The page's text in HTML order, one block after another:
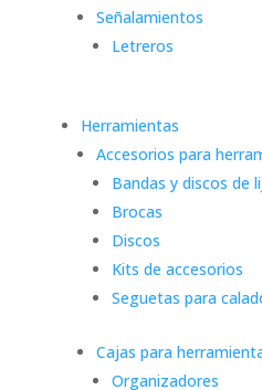
Señalamientos
Letreros
Herramientas
Accesorios para
Bandas y discos de
Brocas
Discos
Kits de accesorios
Seguetas para
Cajas para
Organizadores